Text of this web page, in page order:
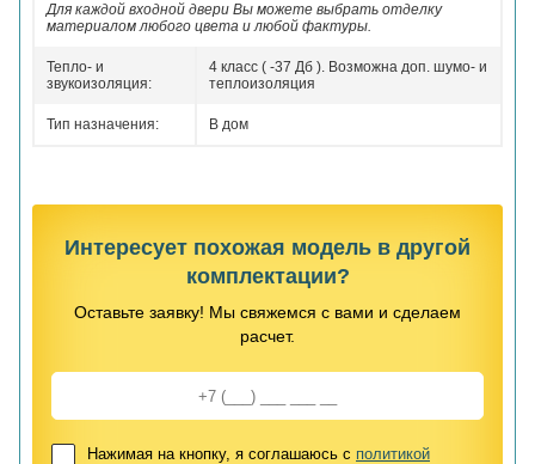
Для каждой входной двери Вы можете выбрать отделку
материалом любого цвета и любой фактуры.
Тепло- и
звукоизоляция:
4 класс ( -37 Дб ). Возможна доп. шумо- и
теплоизоляция
Тип назначения: В дом
Интересует похожая модель в другой
комплектации?
Оставьте заявку! Мы свяжемся с вами и сделаем
расчет.
Нажимая на кнопку, я соглашаюсь с политикой